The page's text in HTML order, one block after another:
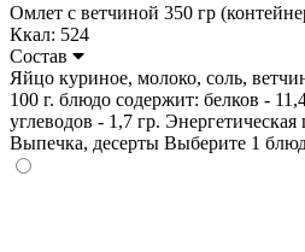
Омлет с ветчиной 350 гр
Ккал: 524
Состав
Яйцо куриное, молоко, соль,
100 г. блюдо содержит: белков -
углеводов - 1,7 гр.
Выпечка, десерты Выберите 1